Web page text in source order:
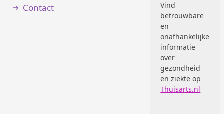
Contact
Vind
betrouwbare
en
onafhankelijke
informatie
over
gezondheid
en ziekte op
Thuisarts.nl